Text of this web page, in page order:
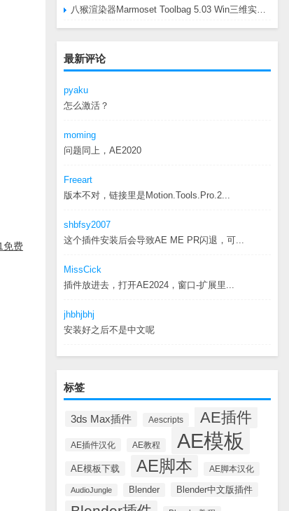
最新评论
pyaku
怎么激活？
moming
问题同上，AE2020
Freeart
版本不对，链接里是Motion.Tools.Pro.2...
shbfsy2007
这个插件安装后会导致AE ME PR闪退，可...
MissCick
插件放进去，打开AE2024，窗口-扩展里...
jhbhjbhj
安装好之后不是中文呢
标签
3ds Max插件 Aescripts AE插件
AE插件汉化 AE教程 AE模板
AE模板下载 AE脚本 AE脚本汉化
AudioJungle Blender Blender中文版插件
免费